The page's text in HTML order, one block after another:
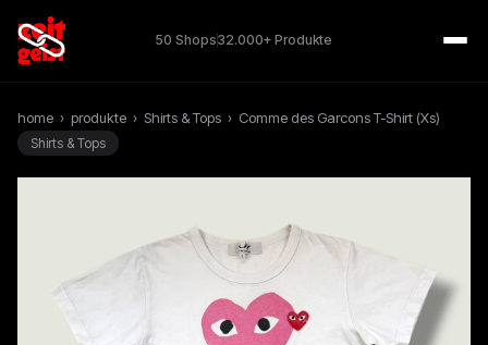
50 Shops32.000+ Produkte
home › produkte › Shirts & Tops › Comme des Garcons T-Shirt (Xs)
Shirts & Tops